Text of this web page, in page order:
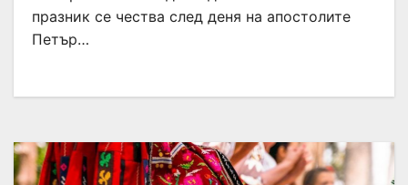
празник се чества след деня на апостолите
Петър…